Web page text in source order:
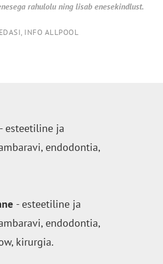
rahulolu ning lisab enesekindlust.
INFO ALLPOOL
- esteetiline ja
endodontia,
- esteetiline ja
endodontia,
kirurgia.